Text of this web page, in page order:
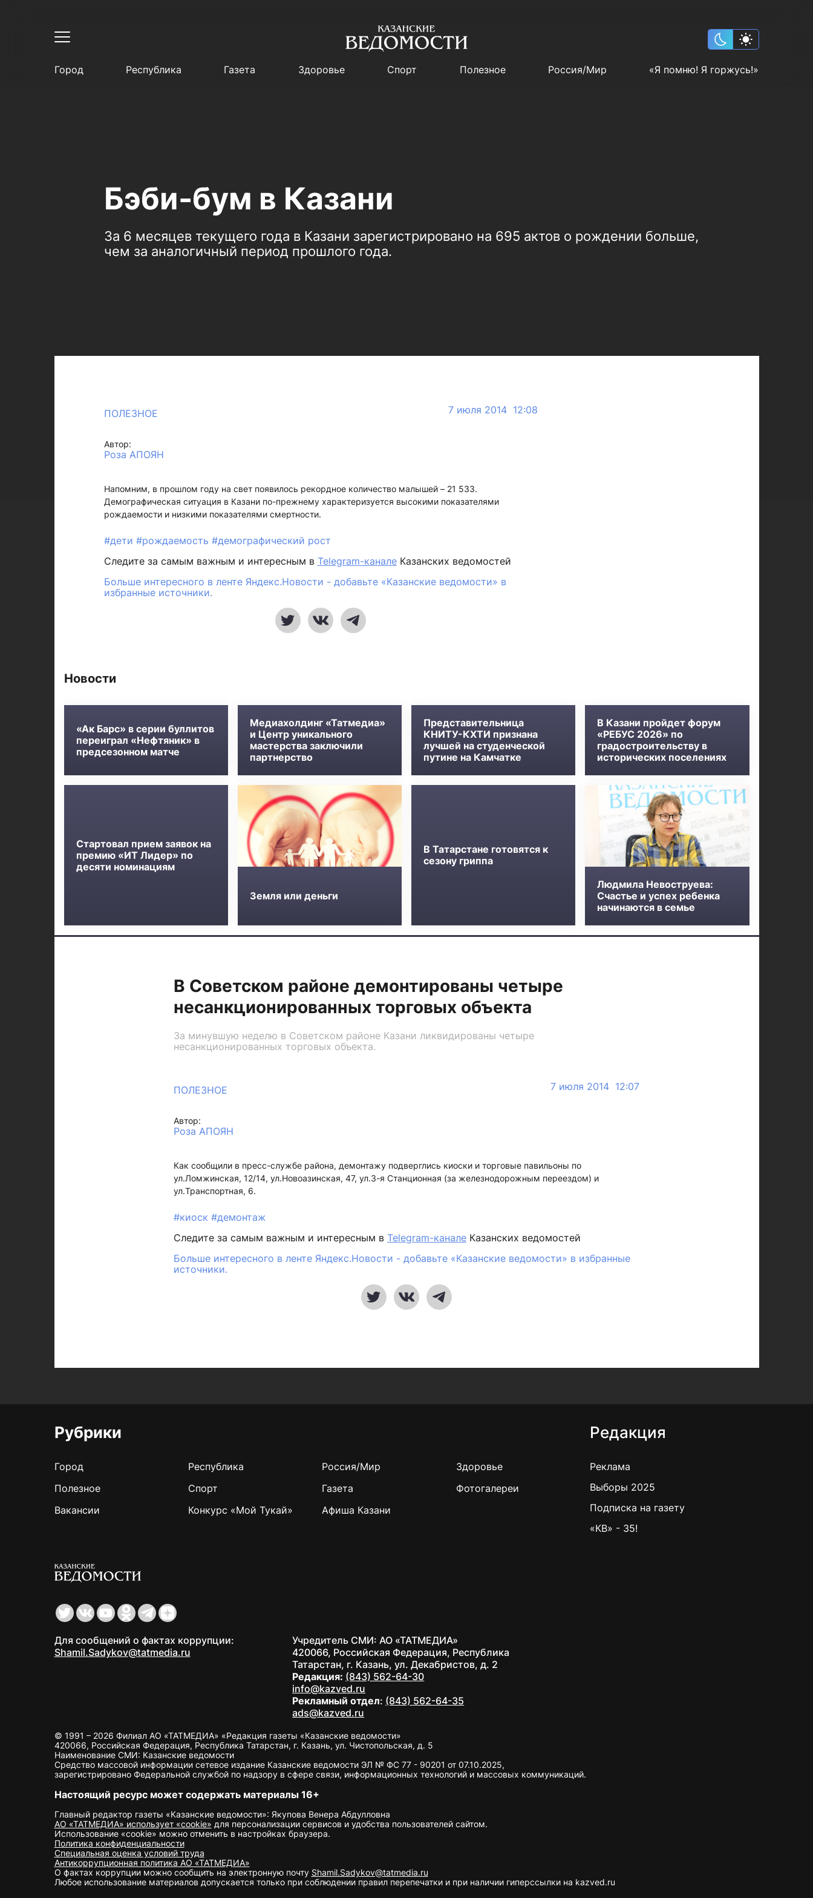
Город Республика Газета Здоровье Спорт Полезное Россия/Мир «Я помню! Я горжусь!»
Бэби-бум в Казани
За 6 месяцев текущего года в Казани зарегистрировано на 695 актов о рождении больше,
чем за аналогичный период прошлого года.
ПОЛЕЗНОЕ 7 июля 2014 12:08
Автор:
Роза АПОЯН
Напомним, в прошлом году на свет появилось рекордное количество малышей – 21 533.
Демографическая ситуация в Казани по-прежнему характеризуется высокими показателями
рождаемости и низкими показателями смертности.
#дети #рождаемость #демографический рост
Следите за самым важным и интересным в Telegram-каналеКазанских ведомостей
Больше интересного в ленте Яндекс.Новости - добавьте «Казанские ведомости» в
избранные источники.
Новости
«Ак Барс» в серии буллитов
переиграл «Нефтяник» в
предсезонном матче
Медиахолдинг «Татмедиа»
и Центр уникального
мастерства заключили
партнерство
Представительница
КНИТУ-КХТИ признана
лучшей на студенческой
путине на Камчатке
В Казани пройдет форум
«РЕБУС 2026» по
градостроительству в
исторических поселениях
Стартовал прием заявок на
премию «ИТ Лидер» по
десяти номинациям
Земля или деньги
В Татарстане готовятся к
сезону гриппа
Людмила Невоструева:
Счастье и успех ребенка
начинаются в семье
В Советском районе демонтированы четыре
несанкционированных торговых объекта
За минувшую неделю в Советском районе Казани ликвидированы четыре
несанкционированных торговых объекта.
ПОЛЕЗНОЕ 7 июля 2014 12:07
Автор:
Роза АПОЯН
Как сообщили в пресс-службе района, демонтажу подверглись киоски и торговые павильоны по
ул.Ломжинская, 12/14, ул.Новоазинская, 47, ул.3-я Станционная (за железнодорожным переездом) и
ул.Транспортная, 6.
#киоск #демонтаж
Следите за самым важным и интересным в Telegram-канале Казанских ведомостей
Больше интересного в ленте Яндекс.Новости - добавьте «Казанские ведомости» в избранные
источники.
Рубрики
Город Республика Россия/Мир
Здоровье
Полезное
Спорт Газета
Фотогалереи
Вакансии
Конкурс «Мой Тукай» Афиша Казани
Редакция
Реклама
Выборы 2025
Подписка на газету
«КВ» - 35!
Для сообщений о фактах коррупции:
Shamil.Sadykov@tatmedia.ru
Учредитель СМИ: АО «ТАТМЕДИА»
420066, Российская Федерация, Республика
Татарстан, г. Казань, ул. Декабристов, д. 2
Редакция: (843) 562-64-30
info@kazved.ru
Рекламный отдел: (843) 562-64-35
ads@kazved.ru
© 1991 – 2026 Филиал АО «ТАТМЕДИА» «Редакция газеты «Казанские ведомости»
420066, Российская Федерация, Республика Татарстан, г. Казань, ул. Чистопольская, д. 5
Наименование СМИ: Казанские ведомости
Средство массовой информации сетевое издание Казанские ведомости ЭЛ № ФС 77 - 90201 от 07.10.2025,
зарегистрировано Федеральной службой по надзору в сфере связи, информационных технологий и массовых коммуникаций.
Настоящий ресурс может содержать материалы 16+
Главный редактор газеты «Казанские ведомости»: Якупова Венера Абдулловна
АО «ТАТМЕДИА» использует «cookie» для персонализации сервисов и удобства пользователей сайтом.
Использование «cookie» можно отменить в настройках браузера.
Политика конфиденциальности
Специальная оценка условий труда
Антикоррупционная политика АО «ТАТМЕДИА»
О фактах коррупции можно сообщить на электронную почту Shamil.Sadykov@tatmedia.ru
Любое использование материалов допускается только при соблюдении правил перепечатки и при наличии гиперссылки на kazved.ru